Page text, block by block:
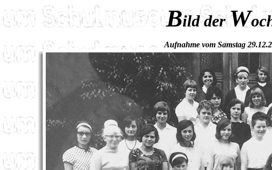
Bild derW
Aufnahme vom Samstag